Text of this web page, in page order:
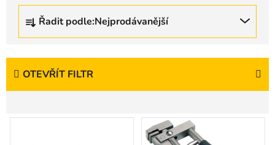
Ř
z
e
n
í
r
Řadit podle:Nejprodávanější
OTEVŘÍT FILTR
V